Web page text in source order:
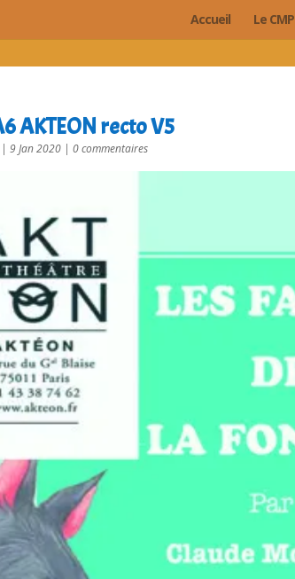
Accueil Le CMP
AKTEON recto V5
9 Jan 2020 |0 commentaires